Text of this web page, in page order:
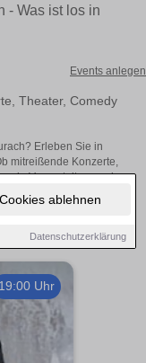
ablehnen
Datenschutzerklärung
- Was ist los in
Events anlegen
Theater, Comedy
Erleben Sie in
mitreißende Konzerte,
Veranstaltungen in
und Tickets.
19:00 Uhr